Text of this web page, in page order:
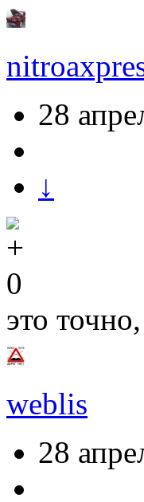
28
↓
0
это
weblis
28